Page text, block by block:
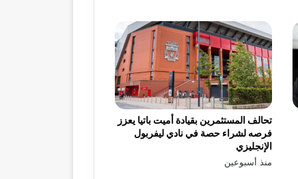
تحالف المستثمرين بقيادة أميت باتيا يعزز
فرصه لشراء حصة في نادي ليفربول
الإنجليزي
منذ أسبوعين